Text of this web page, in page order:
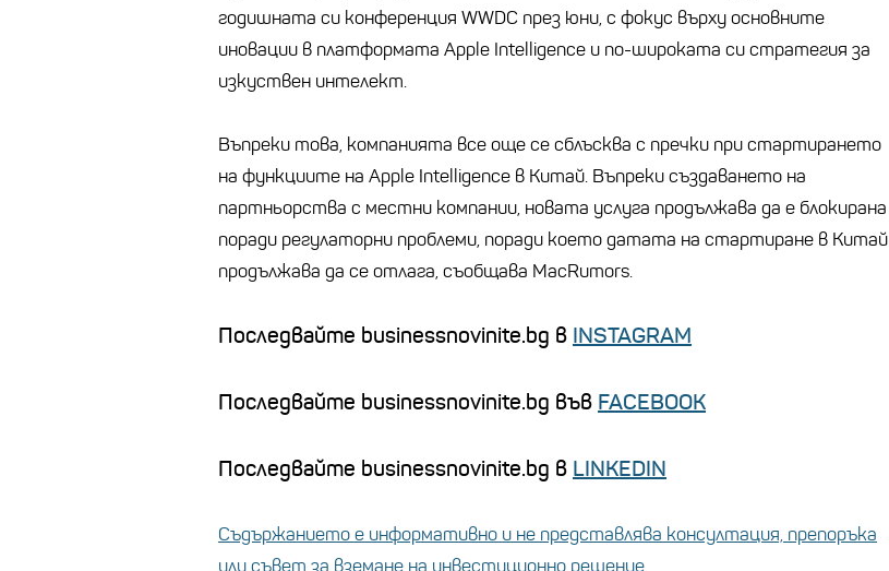
годишната си конференция WWDC през юни, с фокус върху основните
иновации в платформата Apple Intelligence и по-широката си стратегия за
изкуствен интелект.
Въпреки това, компанията все още се сблъсква с пречки при стартирането
на функциите на Apple Intelligence в Китай. Въпреки създаването на
партньорства с местни компании, новата услуга продължава да е блокирана
поради регулаторни проблеми, поради което датата на стартиране в Китай
продължава да се отлага, съобщава MacRumors.
Последвайте businessnovinite.bg в INSTAGRAM
Последвайте businessnovinite.bg във FACEBOOK
Последвайте businessnovinite.bg в LINKEDIN
Съдържанието е информативно и не представлява консултация, препоръка